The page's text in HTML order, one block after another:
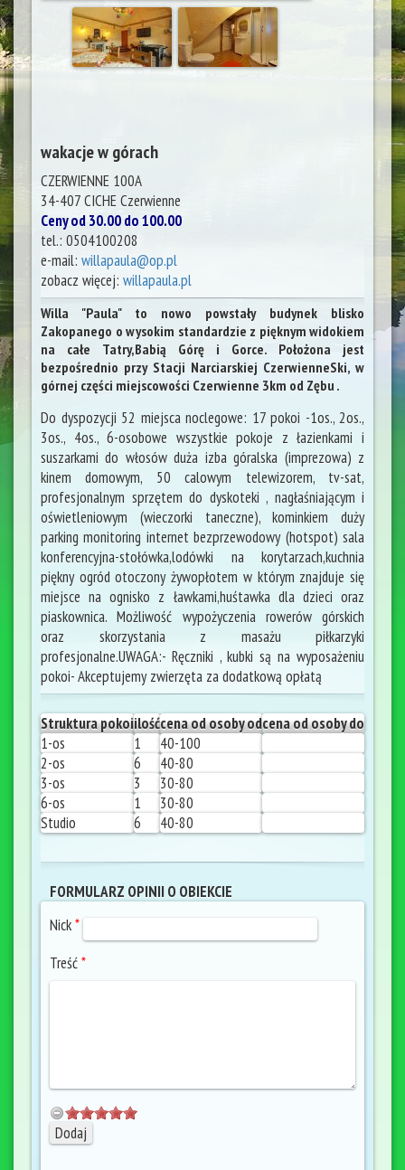
wakacje w górach
CZERWIENNE 100A
34-407 CICHECzerwienne
Ceny od 30.00 do 100.00
tel.: 0504100208
e-mail: willapaula@op.pl
zobacz więcej: willapaula.pl
Willa "Paula" to nowo powstały budynek blisko
Zakopanego o wysokim standardzie z pięknym widokiem
na całe Tatry,Babią Górę i Gorce. Położona jest
bezpośrednio przy Stacji Narciarskiej CzerwienneSki, w
górnej części miejscowości Czerwienne 3km od Zębu .
Do dyspozycji 52 miejsca noclegowe: 17 pokoi -1os., 2os.,
3os., 4os., 6-osobowe wszystkie pokoje z łazienkami i
suszarkami do włosów duża izba góralska (imprezowa) z
kinem domowym, 50 calowym telewizorem, tv-sat,
profesjonalnym sprzętem do dyskoteki , nagłaśniającym i
oświetleniowym (wieczorki taneczne), kominkiem duży
parking monitoring internet bezprzewodowy (hotspot) sala
konferencyjna-stołówka,lodówki na korytarzach,kuchnia
piękny ogród otoczony żywopłotem w którym znajduje się
miejsce na ognisko z ławkami,huśtawka dla dzieci oraz
piaskownica. Możliwość wypożyczenia rowerów górskich
oraz skorzystania z masażu piłkarzyki
profesjonalne.UWAGA:- Ręczniki , kubki są na wyposażeniu
pokoi- Akceptujemy zwierzęta za dodatkową opłatą
Struktura pokoiilośćcena od osoby odcena od osoby do
1-os
1
40-100
2-os
6
40-80
3-os
3
30-80
6-os
1
30-80
Studio
6 40-80
FORMULARZ OPINII O OBIEKCIE
Nick*
Treść*